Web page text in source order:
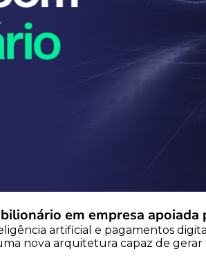
em empresa apoiada
artificial e pagamentos
nova arquitetura capaz de